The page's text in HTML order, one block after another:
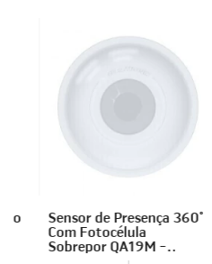
Sensor de Presença 360°
Com Fotocélula
Sobrepor QA19M -